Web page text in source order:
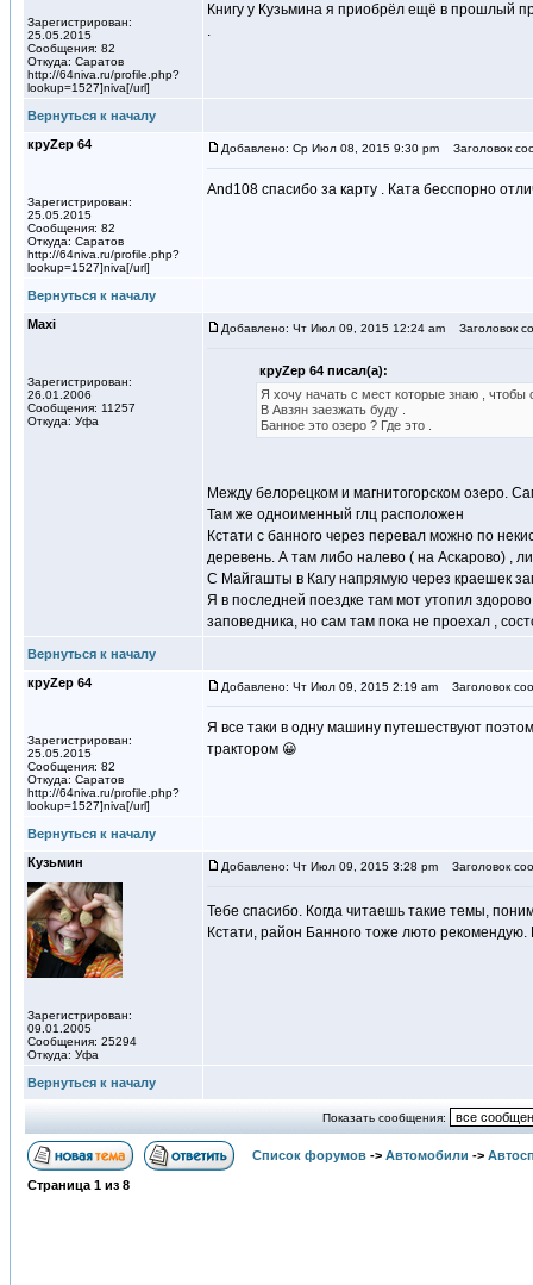
Зарегистрирован:
25.05.2015
Сообщения: 82
Откуда: Саратов
http://64niva.ru/profile.php?
lookup=1527]niva[/url]
Книгу у Кузьмина я приобрёл ещё в прошлый
.
Вернуться к началу
круZер 64
Зарегистрирован:
25.05.2015
Сообщения: 82
Откуда: Саратов
http://64niva.ru/profile.php?
lookup=1527]niva[/url]
Добавлено: Ср Июл 08, 2015 9:30 pm Заголовок
And108 спасибо за карту . Ката бесспорно
Вернуться к началу
Maxi
Зарегистрирован:
26.01.2006
Сообщения: 11257
Откуда: Уфа
Добавлено: Чт Июл 09, 2015 12:24 am Заголовок
круZер 64 писал(а):
Я хочу начать с мест которые знаю , чтобы
В Авзян заезжать буду .
Банное это озеро ? Где это .
Между белорецком и магнитогорском озеро.
Там же одноименный глц расположен
Кстати с банного через перевал можно по
деревень. А там либо налево ( на Аскарово) ,
С Майгашты в Кагу напрямую через краешек
Я в последней поездке там мот утопил
заповедника, но сам там пока не проехал ,
Вернуться к началу
круZер 64
Зарегистрирован:
25.05.2015
Сообщения: 82
Откуда: Саратов
http://64niva.ru/profile.php?
lookup=1527]niva[/url]
Добавлено: Чт Июл 09, 2015 2:19 am Заголовок
Я все таки в одну машину путешествуют
трактором 😀
Вернуться к началу
Кузьмин
Зарегистрирован:
09.01.2005
Сообщения: 25294
Откуда: Уфа
Добавлено: Чт Июл 09, 2015 3:28 pm Заголовок
Тебе спасибо. Когда читаешь такие темы,
Кстати, район Банного тоже люто
Вернуться к началу
Показать сообщения:
Список форумов -> Автомобили ->
Страница 1 из 8